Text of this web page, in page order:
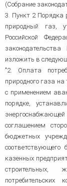
(Собрание
3. Пункт 2 Порядка
природный газ,
Российской
изложить в
"2. Оплата
природного газа на
с применением
порядке,
соглашением
бюджетных
казенных
строительных,
потребительских